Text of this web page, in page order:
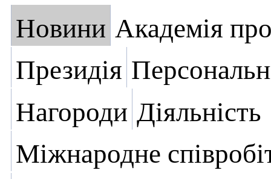
Новини Академія
Президія
Нагороди Діяльність
Міжнародне